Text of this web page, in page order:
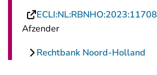
ECLI:NL:RBNHO:2023:11708
Afzender
Rechtbank Noord-Holland